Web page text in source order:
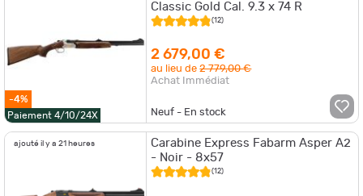
-4%
Paiement 4/10/24X
Classic Gold Cal. 9.3 x 74 R
(12)
2 679,00 €
au lieu de2 779,00 €
Achat Immédiat
Neuf - En stock
ajouté il y a 21 heures
Carabine Express Fabarm Asper A2
- Noir - 8x57
(12)